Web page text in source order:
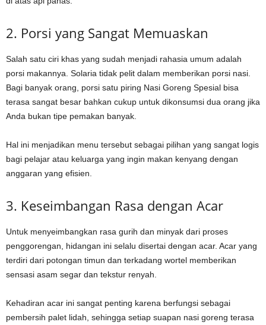
2. Porsi yang Sangat Memuaskan
Salah satu ciri khas yang sudah menjadi rahasia umum adalah
porsi makannya. Solaria tidak pelit dalam memberikan porsi nasi.
Bagi banyak orang, porsi satu piring Nasi Goreng Spesial bisa
terasa sangat besar bahkan cukup untuk dikonsumsi dua orang jika
Anda bukan tipe pemakan banyak.
Hal ini menjadikan menu tersebut sebagai pilihan yang sangat logis
bagi pelajar atau keluarga yang ingin makan kenyang dengan
anggaran yang efisien.
3. Keseimbangan Rasa dengan Acar
Untuk menyeimbangkan rasa gurih dan minyak dari proses
penggorengan, hidangan ini selalu disertai dengan acar. Acar yang
terdiri dari potongan timun dan terkadang wortel memberikan
sensasi asam segar dan tekstur renyah.
Kehadiran acar ini sangat penting karena berfungsi sebagai
pembersih palet lidah, sehingga setiap suapan nasi goreng terasa